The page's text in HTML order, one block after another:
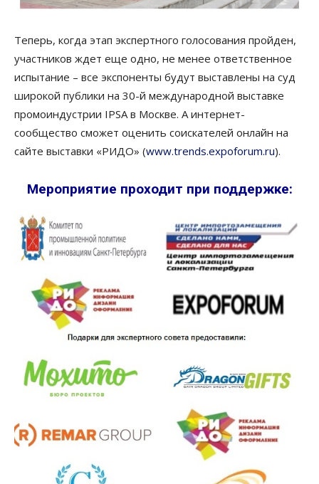
Теперь, когда этап экспертного голосования пройден,
участников ждет еще одно, не менее ответственное
испытание – все экспоненты будут выставлены на суд
широкой публики на 30-й международной выставке
промоиндустрии IPSA в Москве. А интернет-
сообщество сможет оценить соискателей онлайн на
сайте выставки «РИДО» (www.trends.expoforum.ru).
Мероприятие проходит при поддержке: